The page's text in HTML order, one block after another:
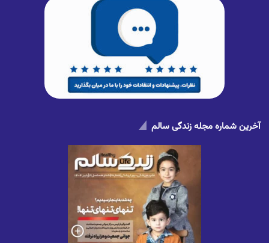
آخرین شماره مجله زندگی سالم